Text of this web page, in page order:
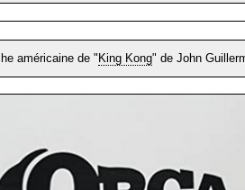
américaine de " King Kong" de John